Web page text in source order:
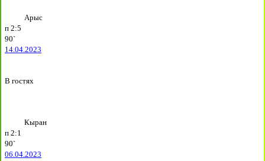
Арыс
п 2:5
90`
14.04.2023
В гостях
Кыран
п 2:1
90`
06.04.2023